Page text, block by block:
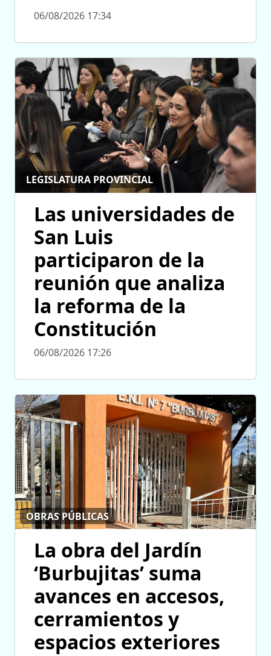
06/08/2026 17:34
LEGISLATURA PROVINCIAL
Las universidades de
San Luis
participaron de la
reunión que analiza
la reforma de la
Constitución
06/08/2026 17:26
OBRAS PÚBLICAS
La obra del Jardín
‘Burbujitas’ suma
avances en accesos,
cerramientos y
espacios exteriores